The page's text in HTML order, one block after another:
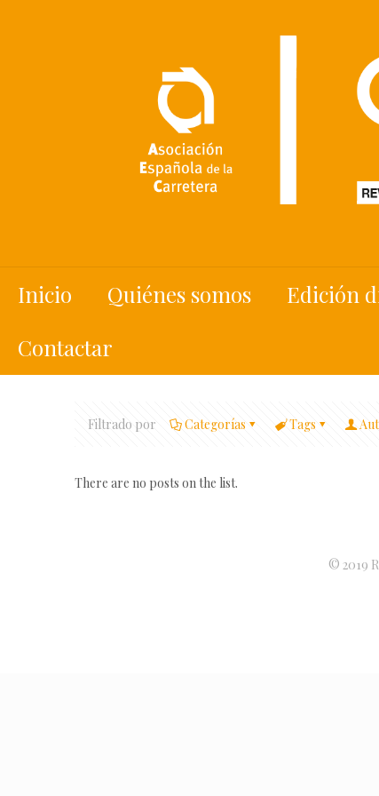
Inicio Quiénes somos Edición
Contactar
Filtrado por Categorías Tags
There are no posts on the list.
© 2019